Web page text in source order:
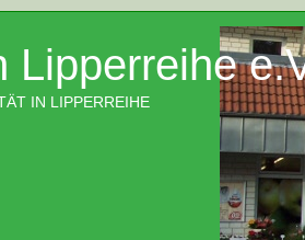
Lipperreihe
IN LIPPERREIHE